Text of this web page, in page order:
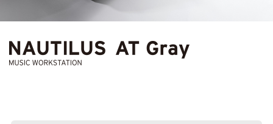
Localizador de Tiendas
Noticias